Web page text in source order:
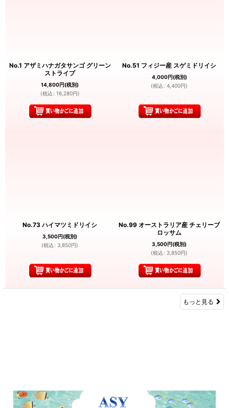
No.1 アザミハナガタサンゴ グリーン
ストライプ
14,800円(税別)
(税込 : 16,280円)
No.51 フィジー産 スゲミドリイシ
4,000円(税別)
(税込 : 4,400円)
No.73 ハイマツミドリイシ
3,500円(税別)
(税込 : 3,850円)
No.99 オーストラリア産 チェリーブ
ロッサム
3,500円(税別)
(税込 : 3,850円)
もっと見る